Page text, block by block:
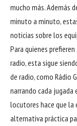
mucho más. Además
minuto a minuto,
noticias sobre los
Para quienes
radio, esta sigue
de radio, como Rádio
narrando cada
locutores hace que la
alternativa práctica